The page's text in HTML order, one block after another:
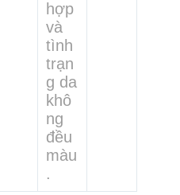
hợp
và
tình
trạn
g da
khô
ng
đều
màu
.